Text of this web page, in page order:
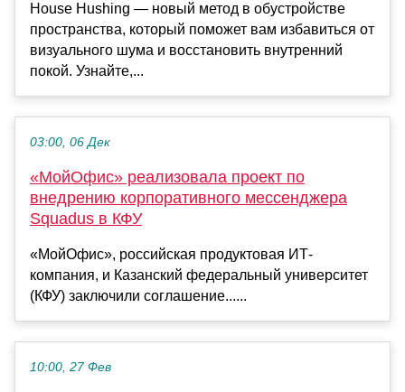
House Hushing — новый метод в обустройстве
пространства, который поможет вам избавиться от
визуального шума и восстановить внутренний
покой. Узнайте,...
03:00, 06 Дек
«МойОфис» реализовала проект по
внедрению корпоративного мессенджера
Squadus в КФУ
«МойОфис», российская продуктовая ИТ-
компания, и Казанский федеральный университет
(КФУ) заключили соглашение......
10:00, 27 Фев